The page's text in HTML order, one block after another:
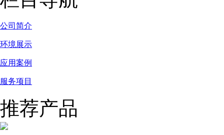
公司简介
环境展示
应用案例
服务项目
推荐产品